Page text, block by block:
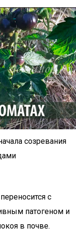
созревания
с
патогеном и
в почве.